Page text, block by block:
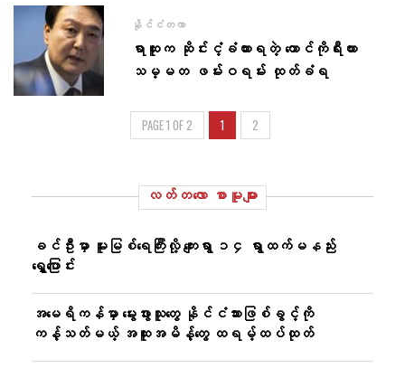
နိုင်ငံတကာ
ရာထူးက ဆိုင်းငံ့ခံထားရတဲ့ တောင်ကိုရီးယား
သမ္မတ ဖမ်းဝရမ်း ထုတ်ခံရ
PAGE 1 OF 2 1 2
လတ်တ‌လော စာမူများ
ခင်ဦးမှာ မူးမြစ်ရေကြီးလို့ ကျေးရွာ ၁၄ ရွာထက်မနည်း
ရွှေ့ပြောင်း
အမေရိကန်မှာ မွေးဖွားသူတွေ နိုင်ငံသားဖြစ်ခွင့်ကို
ကန့်သတ်မယ့် အထူးအမိန့်တွေ ထရမ့်ထပ်ထုတ်